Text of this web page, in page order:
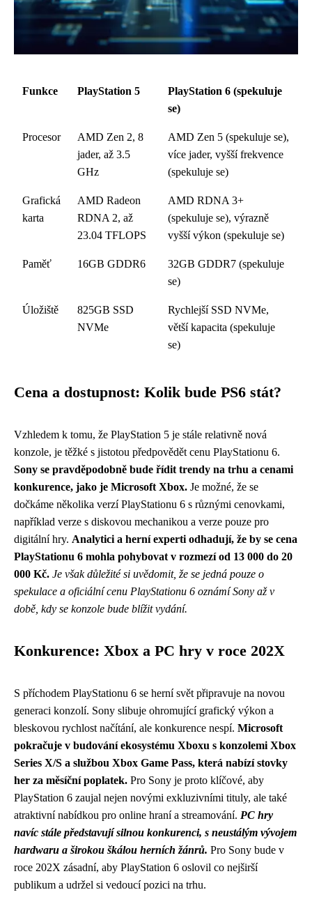
Funkce PlayStation 5
PlayStation 6 (spekuluje
se)
Procesor
AMD Zen 2, 8
jader, až 3.5
GHz
AMD Zen 5 (spekuluje se),
více jader, vyšší frekvence
(spekuluje se)
Grafická
karta
AMD Radeon
RDNA 2, až
23.04 TFLOPS
AMD RDNA 3+
(spekuluje se), výrazně
vyšší výkon (spekuluje se)
Paměť 16GB GDDR6
32GB GDDR7 (spekuluje
se)
Úložiště
825GB SSD
NVMe
Rychlejší SSD NVMe,
větší kapacita (spekuluje
se)
Cena a dostupnost: Kolik bude PS6 stát?
Vzhledem k tomu, že PlayStation 5 je stále relativně nová
konzole, je těžké s jistotou předpovědět cenu PlayStationu 6.
Sony se pravděpodobně bude řídit trendy na trhu a cenami
konkurence, jako je Microsoft Xbox. Je možné, že se
dočkáme několika verzí PlayStationu 6 s různými cenovkami,
například verze s diskovou mechanikou a verze pouze pro
digitální hry. Analytici a herní experti odhadují, že by se cena
PlayStationu 6 mohla pohybovat v rozmezí od 13 000 do 20
000 Kč. Je však důležité si uvědomit, že se jedná pouze o
spekulace a oficiální cenu PlayStationu 6 oznámí Sony až v
době, kdy se konzole bude blížit vydání.
Konkurence: Xbox a PC hry v roce 202X
S příchodem PlayStationu 6 se herní svět připravuje na novou
generaci konzolí. Sony slibuje ohromující grafický výkon a
bleskovou rychlost načítání, ale konkurence nespí. Microsoft
pokračuje v budování ekosystému Xboxu s konzolemi Xbox
Series X/S a službou Xbox Game Pass, která nabízí stovky
her za měsíční poplatek. Pro Sony je proto klíčové, aby
PlayStation 6 zaujal nejen novými exkluzivními tituly, ale také
atraktivní nabídkou pro online hraní a streamování. PC hry
navíc stále představují silnou konkurenci, s neustálým vývojem
hardwaru a širokou škálou herních žánrů. Pro Sony bude v
roce 202X zásadní, aby PlayStation 6 oslovil co nejširší
publikum a udržel si vedoucí pozici na trhu.